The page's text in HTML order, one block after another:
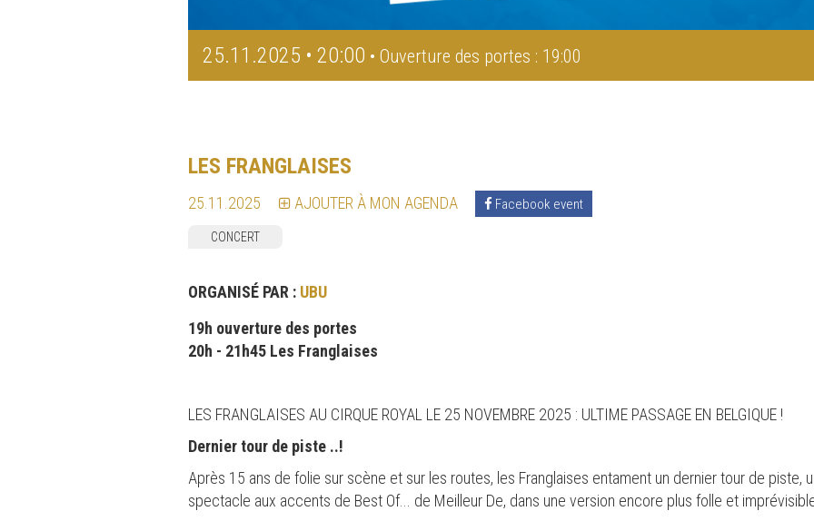
25.11.2025 • 20:00 • Ouverture des portes : 19:00
LES FRANGLAISES
25.11.2025 AJOUTER À MON AGENDA Facebook event
CONCERT
ORGANISÉ PAR : UBU
19h ouverture des portes
20h - 21h45 Les Franglaises
LES FRANGLAISES AU CIRQUE ROYAL LE 25 NOVEMBRE 2025 : ULTIME PASSAGE EN BELGIQUE !
Dernier tour de piste ..!
Après 15 ans de folie sur scène et sur les routes, les Franglaises entament un dernier tour de piste,
spectacle aux accents de Best Of... de Meilleur De, dans une version encore plus folle et